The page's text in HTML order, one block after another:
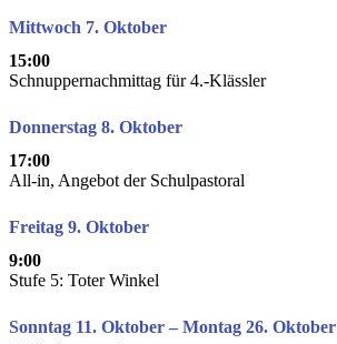
Mittwoch 7. Oktober
15:00
Schnuppernachmittag für 4.-Klässler
Donnerstag 8. Oktober
17:00
All-in, Angebot der Schulpastoral
Freitag 9. Oktober
9:00
Stufe 5: Toter Winkel
Sonntag 11. Oktober – Montag 26. Oktober